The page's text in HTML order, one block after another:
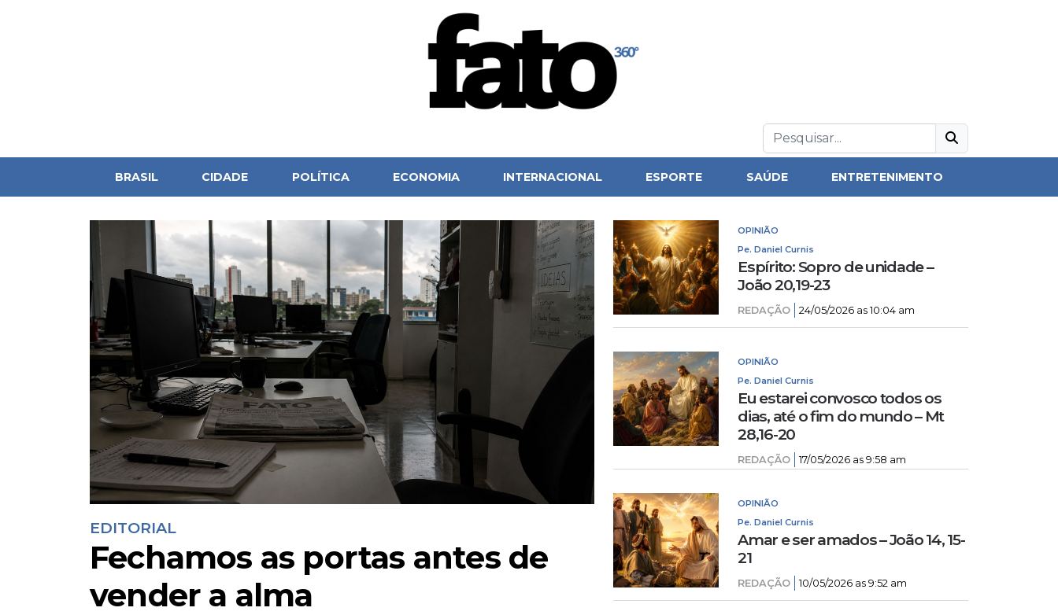
BRASIL CIDADE POLÍTICA ECONOMIA INTERNACIONAL ESPORTE SAÚDE ENTRETENIMENTO
EDITORIAL
Fechamos as portas antes de
vender a alma
OPINIÃO
Pe. Daniel Curnis
Espírito: Sopro de unidade –
João 20,19-23
REDAÇÃO 24/05/2026 as 10:04 am
OPINIÃO
Pe. Daniel Curnis
Eu estarei convosco todos os
dias, até o fim do mundo – Mt
28,16-20
REDAÇÃO 17/05/2026 as 9:58 am
OPINIÃO
Pe. Daniel Curnis
Amar e ser amados – João 14, 15-
21
REDAÇÃO 10/05/2026 as 9:52 am